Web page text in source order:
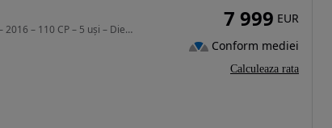
1598 cm3 • 110 CP • olkswagen Touran 1.6 TDI Trendline – 2016 – 110 CP – 5 uși – Diesel 7 999 EUR
Conform mediei
Calculeaza rata